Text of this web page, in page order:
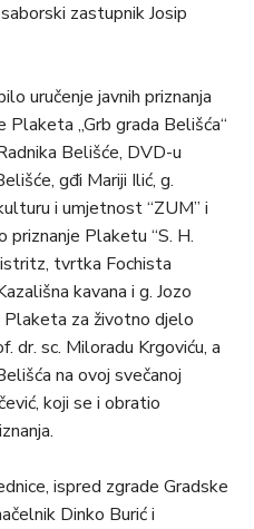
zastupnik Josip
uručenje javnih priznanja
Plaketa „Grb grada Belišća“
Belišće, DVD-u
gđi Mariji Ilić, g.
i umjetnost “ZUM” i
priznanje Plaketu “S. H.
tvrtka Fochista
kavana i g. Jozo
Plaketa za životno djelo
dr. sc. Miloradu Krgoviću, a
na ovoj svečanoj
koji se i obratio
ispred zgrade Gradske
Dinko Burić i